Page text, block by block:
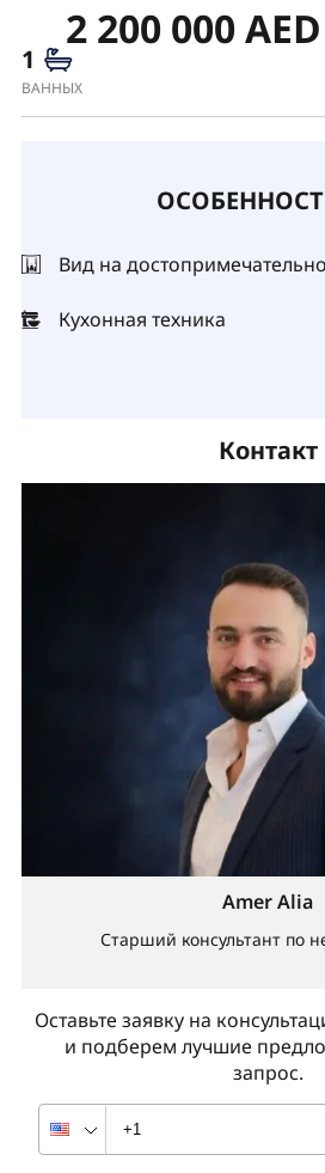
2 200 000 AED
1
ВАННЫХ
Вид на
Кухонная техника
Контакт
Оставьте заявку на
и подберем лучшие
запрос.
Amer Alia
Старший консультант по